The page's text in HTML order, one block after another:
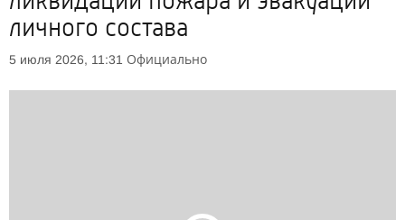
личного состава
5 июля 2026, 11:31 Официально